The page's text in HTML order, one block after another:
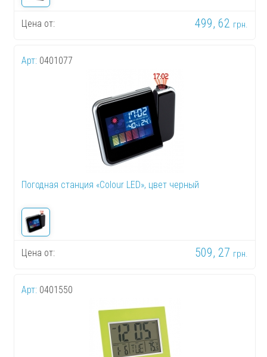
Цена от: 499, 62 грн.
Арт: 0401077
Погодная станция «Colour LED», цвет черный
Цена от: 509, 27 грн.
Арт: 0401550